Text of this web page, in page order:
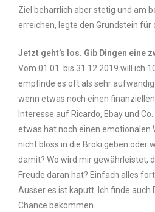
Ziel beharrlich aber stetig und am
erreichen, legte den Grundstein für
Jetzt geht’s los. Gib Dingen eine
Vom 01.01. bis 31.12.2019 will ich
empfinde es oft als sehr aufwändig
wenn etwas noch einen
Interesse auf Ricardo, Ebay und
etwas hat noch einen emotionalen
nicht bloss in die Broki geben oder
damit? Wo wird mir gewährleistet,
Freude daran hat? Einfach alles
Ausser es ist kaputt. Ich finde auch
Chance bekommen.